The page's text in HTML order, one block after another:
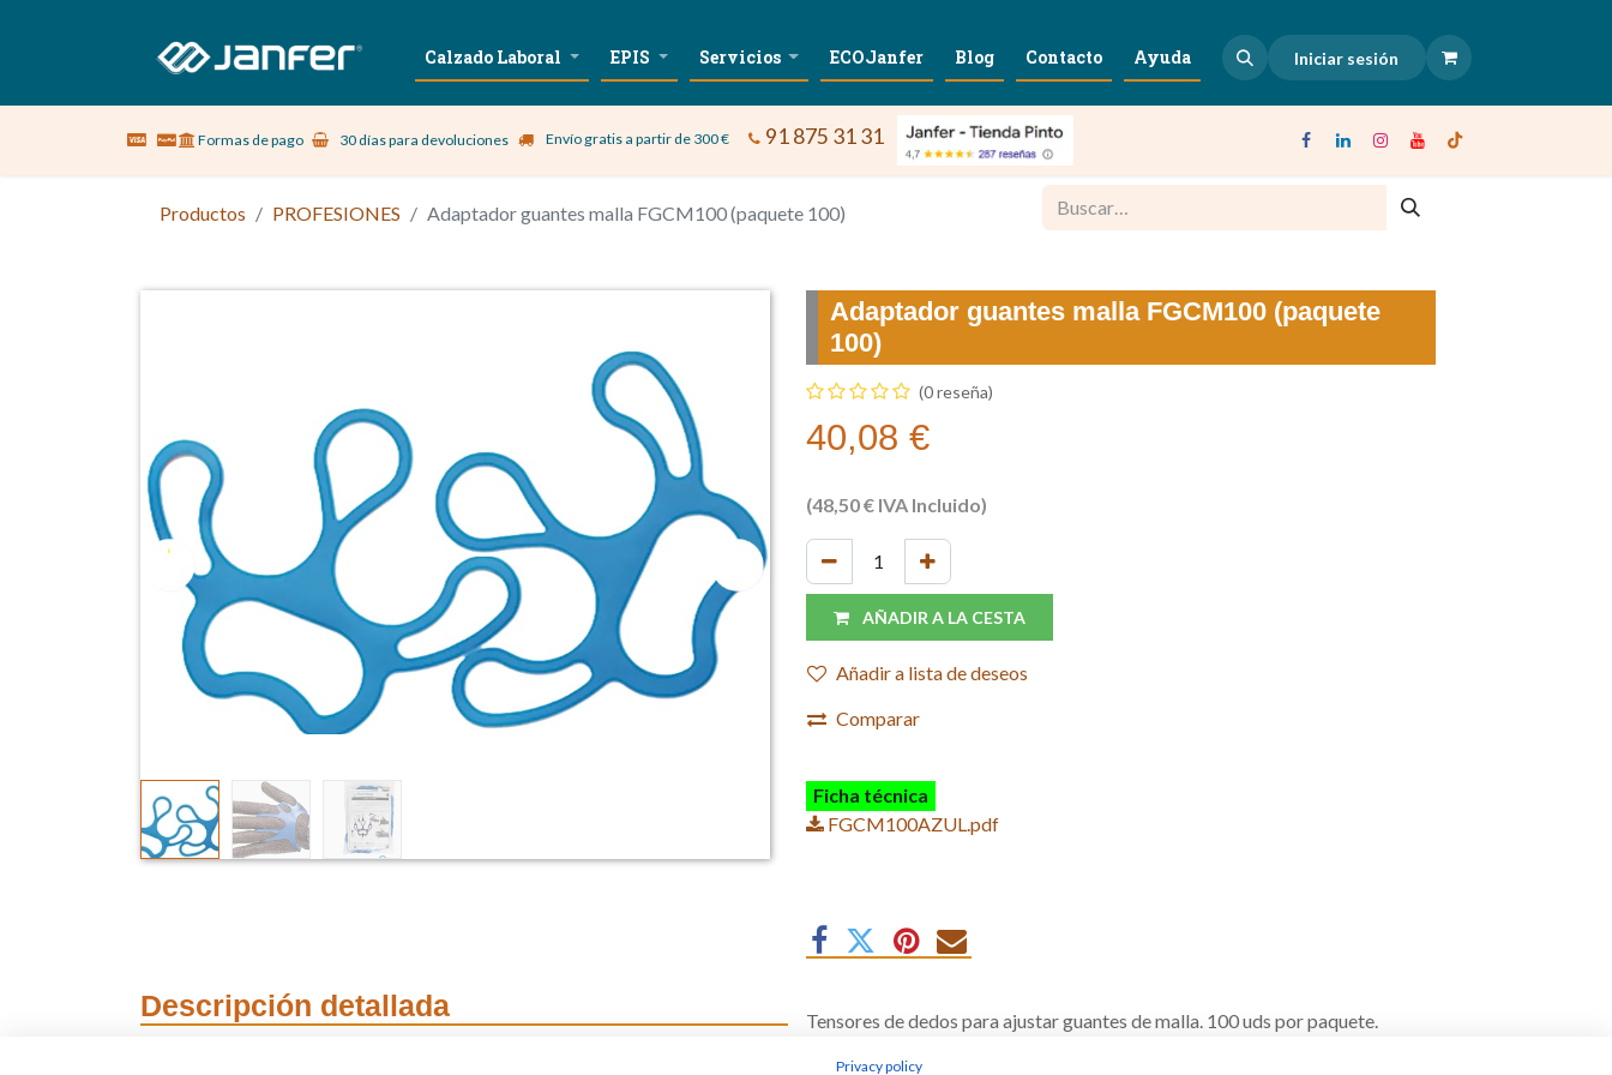
Sobre nosotros Vestuario Laboral Calzado Laboral EPIS Servicios ECOJanfer Blog Contacto Ayuda Iniciar sesión
Formas de pago 30 días para devoluciones Envío gratis a partir de 300 € 91 875 31 31
Productos PROFESIONES Adaptador guantes malla FGCM100 (paquete 100)
Adaptador guantes malla FGCM100 (paquete
100)
(0 reseña)
40,08 €
(48,50€ IVA Incluido)
AÑADIR A LA CESTA
Añadir a lista de deseos
Comparar
Ficha técnica
FGCM100AZUL.pdf
Descripción detallada Tensores de dedos para ajustar guantes de malla. 100 uds por paquete.
Privacy policy